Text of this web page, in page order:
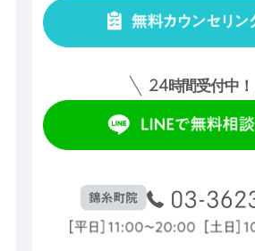
24時間受付中！